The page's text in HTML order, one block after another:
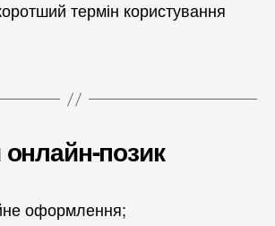
термін користування
позик
оформлення;